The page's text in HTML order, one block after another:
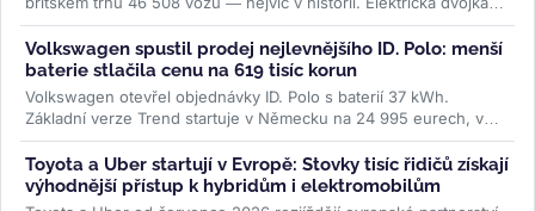
Enyaq a Elroq...>>
Volkswagen spustil prodej nejlevnějšího ID. Polo: menší
baterie stlačila cenu na 619 tisíc korun
Volkswagen otevřel objednávky ID. Polo s baterií 37 kWh.
Základní verze Trend startuje v Německu na 24 995 eurech, v
Česku na 619 000 Kč....>>
Toyota a Uber startují v Evropě: Stovky tisíc řidičů získají
výhodnější přístup k hybridům i elektromobilům